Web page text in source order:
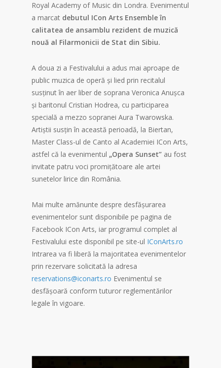
Royal Academy of Music din Londra. Evenimentul
a marcat debutul ICon Arts Ensemble în
calitatea de ansamblu rezident de muzică
nouă al Filarmonicii de Stat din Sibiu.
A doua zi a Festivalului a adus mai aproape de
public muzica de operă și lied prin recitalul
susținut în aer liber de soprana Veronica Anușca
și baritonul Cristian Hodrea, cu participarea
specială a mezzo sopranei Aura Twarowska.
Artiștii susțin în această perioadă, la Biertan,
Master Class-ul de Canto al Academiei ICon Arts,
astfel că la evenimentul „Opera Sunset” au fost
invitate patru voci promițătoare ale artei
sunetelor lirice din România.
Mai multe amănunte despre desfășurarea
evenimentelor sunt disponibile pe pagina de
Facebook ICon Arts, iar programul complet al
Festivalului este disponibil pe site-ul IConArts.ro
Intrarea va fi liberă la majoritatea evenimentelor
prin rezervare solicitată la adresa
reservations@iconarts.ro Evenimentul se
desfășoară conform tuturor reglementărilor
legale în vigoare.